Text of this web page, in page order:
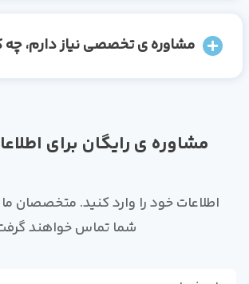
مشاوره ی تخصصی نیاز دارم، چه کار
مشاوره ی رایگان برای
اطلاعات خود را وارد کنید. متخصصان ما در
شما تماس خواهند گرفت!